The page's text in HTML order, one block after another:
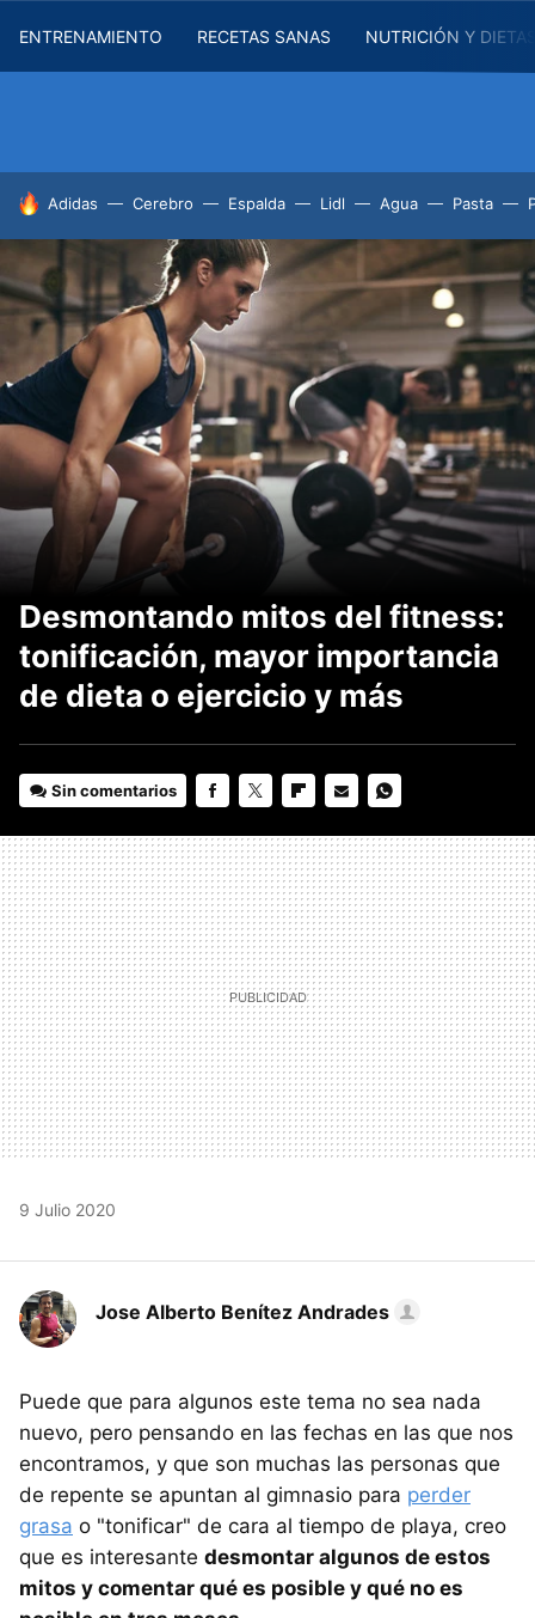
ENTRENAMIENTO RECETAS SANAS NUTRICIÓN Y
HOY SE HABLA DE
Adidas Cerebro Espalda Lidl Agua Pasta
Desmontando mitos del fitness:
tonificación, mayor importancia
de dieta o ejercicio y más
Sin comentarios
MAIL
9 Julio 2020
Jose Alberto Benítez Andrades
Puede que para algunos este tema no sea nada
nuevo, pero pensando en las fechas en las que nos
encontramos, y que son muchas las personas que
de repente se apuntan al gimnasio para perder
grasa o "tonificar" de cara al tiempo de playa, creo
que es interesante desmontar algunos de estos
mitos y comentar qué es posible y qué no es